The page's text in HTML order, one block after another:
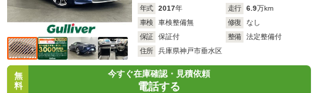
年式 2017年 走行 6.9万km
車検
車検整備無 修復
なし
保証
保証付 整備
法定整備付
住所
兵庫県神戸市垂水区
無
料
今すぐ在庫確認・見積依頼
電話する